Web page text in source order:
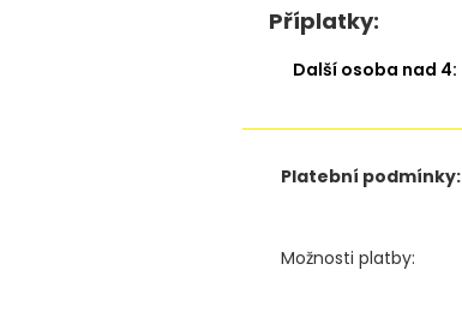
Příplatky:
Další osoba nad 4:
Platební podmínky:
Možnosti platby: